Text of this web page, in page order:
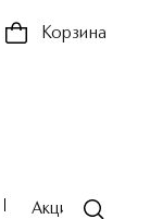
Корзина
Акции